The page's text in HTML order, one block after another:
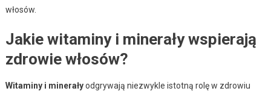
włosów.
Jakie witaminy i minerały wspierają
zdrowie włosów?
Witaminy i minerałyodgrywają niezwykle istotną rolę w zdrowiu